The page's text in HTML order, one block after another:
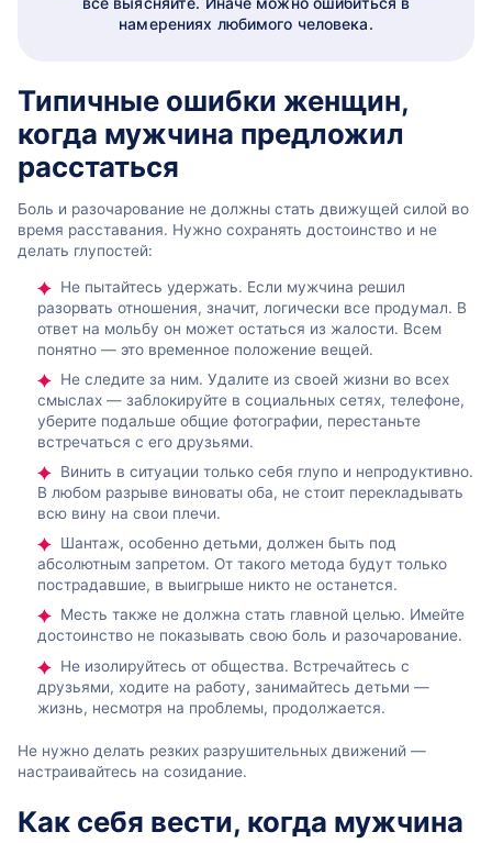
намерениях любимого человека.
Типичные ошибки женщин,
когда мужчина предложил
расстаться
Боль и разочарование не должны стать движущей силой во
время расставания. Нужно сохранять достоинство и не
делать глупостей:
Не пытайтесь удержать. Если мужчина решил
разорвать отношения, значит, логически все продумал. В
ответ на мольбу он может остаться из жалости. Всем
понятно — это временное положение вещей.
Не следите за ним. Удалите из своей жизни во всех
смыслах — заблокируйте в социальных сетях, телефоне,
уберите подальше общие фотографии, перестаньте
встречаться с его друзьями.
Винить в ситуации только себя глупо и непродуктивно.
В любом разрыве виноваты оба, не стоит перекладывать
всю вину на свои плечи.
Шантаж, особенно детьми, должен быть под
абсолютным запретом. От такого метода будут только
пострадавшие, в выигрыше никто не останется.
Месть также не должна стать главной целью. Имейте
достоинство не показывать свою боль и разочарование.
Не изолируйтесь от общества. Встречайтесь с
друзьями, ходите на работу, занимайтесь детьми —
жизнь, несмотря на проблемы, продолжается.
Не нужно делать резких разрушительных движений —
настраивайтесь на созидание.
Как себя вести, когда мужчина